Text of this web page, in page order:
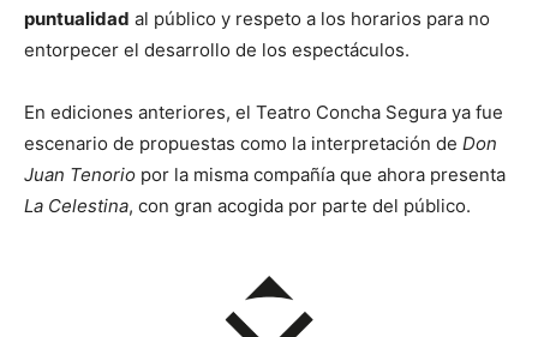
puntualidad al público y respeto a los horarios para no
entorpecer el desarrollo de los espectáculos.
En ediciones anteriores, el Teatro Concha Segura ya fue
escenario de propuestas como la interpretación de Don
Juan Tenorio por la misma compañía que ahora presenta
La Celestina, con gran acogida por parte del público.